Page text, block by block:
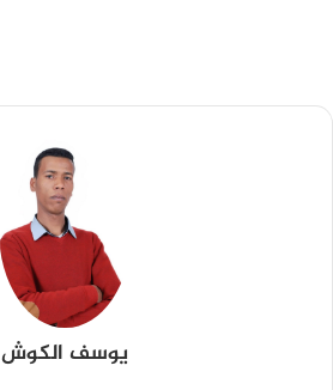
يوسف الكوش